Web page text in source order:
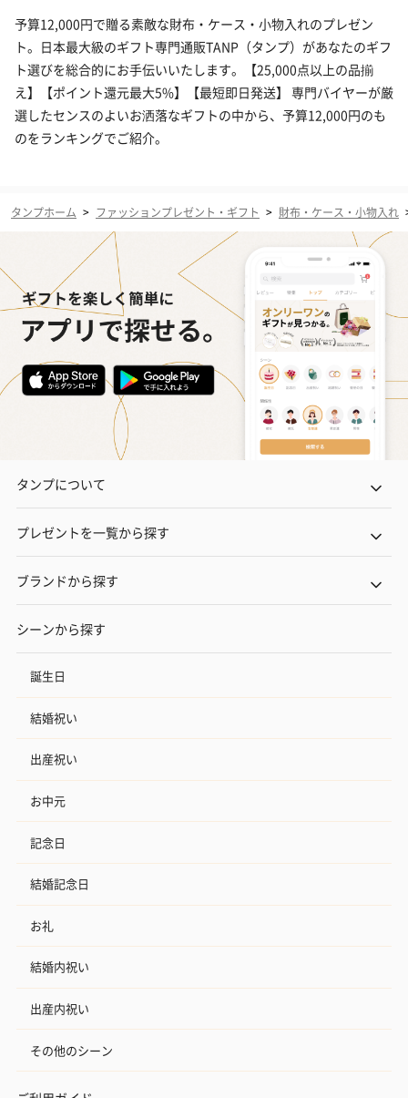
予算12,000円で贈る素敵な財布・ケース・小物入れのプレゼン
ト。日本最大級のギフト専門通販TANP（タンプ）があなたのギフ
ト選びを総合的にお手伝いいたします。【25,000点以上の品揃
え】【ポイント還元最大5%】【最短即日発送】 専門バイヤーが厳
選したセンスのよいお洒落なギフトの中から、予算12,000円のも
のをランキングでご紹介。
タンプホーム > ファッションプレゼント・ギフト > 財布・ケース・小物入れ
タンプについて
プレゼントを一覧から探す
ブランドから探す
シーンから探す
誕生日
結婚祝い
出産祝い
お中元
記念日
結婚記念日
お礼
結婚内祝い
出産内祝い
その他のシーン